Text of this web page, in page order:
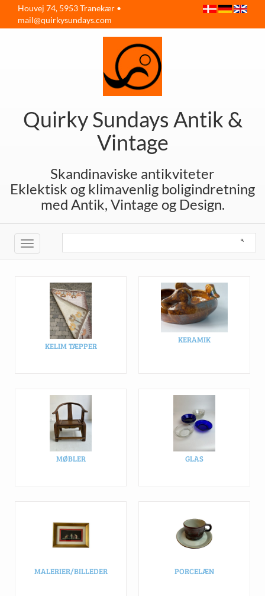
Houvej 74, 5953 Tranekær •
mail@quirkysundays.com
Quirky Sundays Antik &
Vintage
Skandinaviske antikviteter
Eklektisk og klimavenlig boligindretning
med Antik, Vintage og Design.
Toggle
navigation
KELIM TÆPPER
KERAMIK
MØBLER GLAS
MALERIER/BILLEDER PORCELÆN